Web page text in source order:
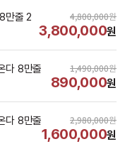
만줄 2
4,800,000원
3,800,000원
다 8만줄
1,490,000원
890,000원
다 8만줄
2,980,000원
1,600,000원